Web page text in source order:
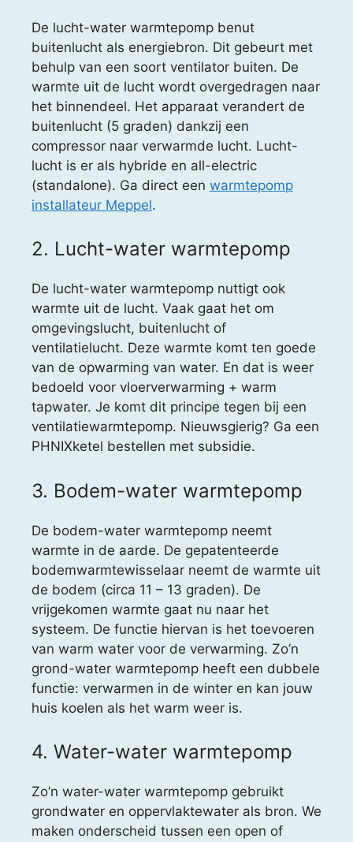
De lucht-water warmtepomp benut
buitenlucht als energiebron. Dit gebeurt met
behulp van een soort ventilator buiten. De
warmte uit de lucht wordt overgedragen naar
het binnendeel. Het apparaat verandert de
buitenlucht (5 graden) dankzij een
compressor naar verwarmde lucht. Lucht-
lucht is er als hybride en all-electric
(standalone). Ga direct een warmtepomp
installateur Meppel.
2. Lucht-water warmtepomp
De lucht-water warmtepomp nuttigt ook
warmte uit de lucht. Vaak gaat het om
omgevingslucht, buitenlucht of
ventilatielucht. Deze warmte komt ten goede
van de opwarming van water. En dat is weer
bedoeld voor vloerverwarming + warm
tapwater. Je komt dit principe tegen bij een
ventilatiewarmtepomp. Nieuwsgierig? Ga een
PHNIXketel bestellen met subsidie.
3. Bodem-water warmtepomp
De bodem-water warmtepomp neemt
warmte in de aarde. De gepatenteerde
bodemwarmtewisselaar neemt de warmte uit
de bodem (circa 11 – 13 graden). De
vrijgekomen warmte gaat nu naar het
systeem. De functie hiervan is het toevoeren
van warm water voor de verwarming. Zo’n
grond-water warmtepomp heeft een dubbele
functie: verwarmen in de winter en kan jouw
huis koelen als het warm weer is.
4. Water-water warmtepomp
Zo’n water-water warmtepomp gebruikt
grondwater en oppervlaktewater als bron. We
maken onderscheid tussen een open of